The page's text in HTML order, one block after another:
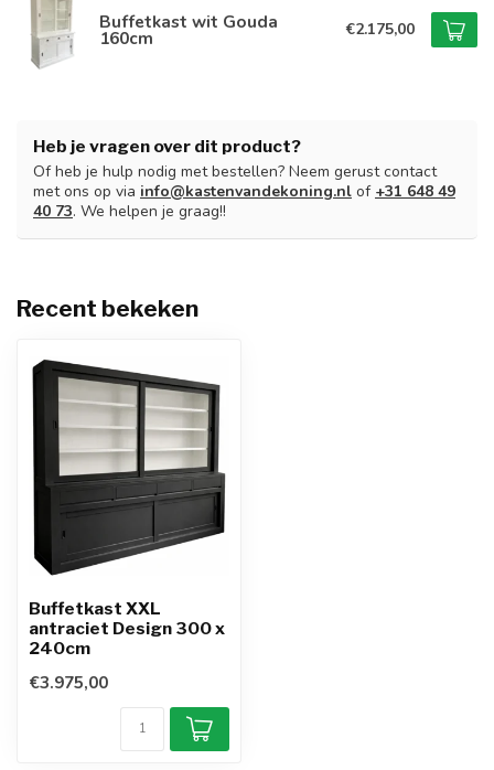
Buffetkast wit Gouda
160cm €2.175,00
Heb je vragen over dit product?
Of heb je hulp nodig met bestellen? Neem gerust contact
met ons op via info@kastenvandekoning.nl of +31 648 49
40 73. We helpen je graag!!
Recent bekeken
Buffetkast XXL
antraciet Design 300 x
240cm
€3.975,00